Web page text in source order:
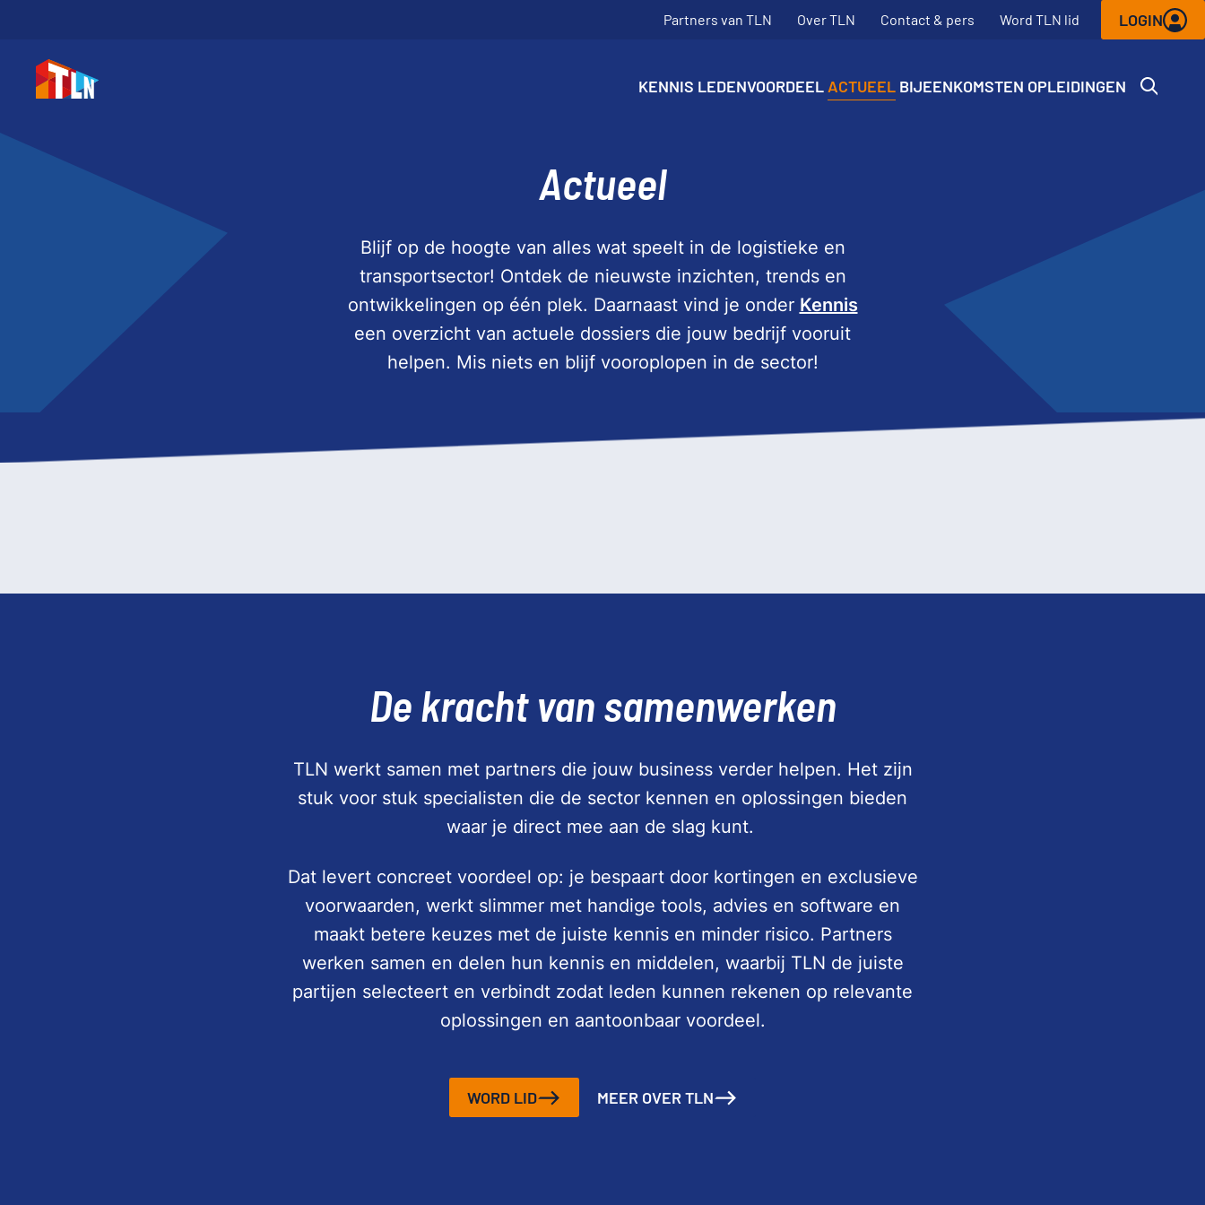
Partners van TLN Over TLN Contact & pers Word TLN lid LOGIN
KENNIS LEDENVOORDEEL ACTUEEL BIJEENKOMSTEN OPLEIDINGEN
Actueel
Blijf op de hoogte van alles wat speelt in de logistieke en
transportsector! Ontdek de nieuwste inzichten, trends en
ontwikkelingen op één plek. Daarnaast vind je onder Kennis
een overzicht van actuele dossiers die jouw bedrijf vooruit
helpen. Mis niets en blijf vooroplopen in de sector!
De kracht van samenwerken
TLN werkt samen met partners die jouw business verder helpen. Het zijn
stuk voor stuk specialisten die de sector kennen en oplossingen bieden
waar je direct mee aan de slag kunt.
Dat levert concreet voordeel op: je bespaart door kortingen en exclusieve
voorwaarden, werkt slimmer met handige tools, advies en software en
maakt betere keuzes met de juiste kennis en minder risico. Partners
werken samen en delen hun kennis en middelen, waarbij TLN de juiste
partijen selecteert en verbindt zodat leden kunnen rekenen op relevante
oplossingen en aantoonbaar voordeel.
WORD LID MEER OVER TLN